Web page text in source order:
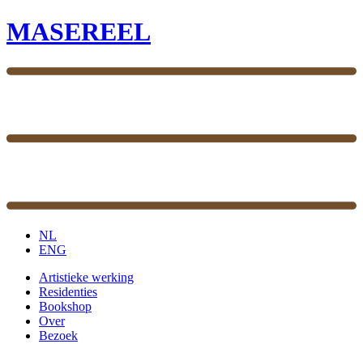
MASEREEL
NL
ENG
Artistieke werking
Residenties
Bookshop
Over
Bezoek